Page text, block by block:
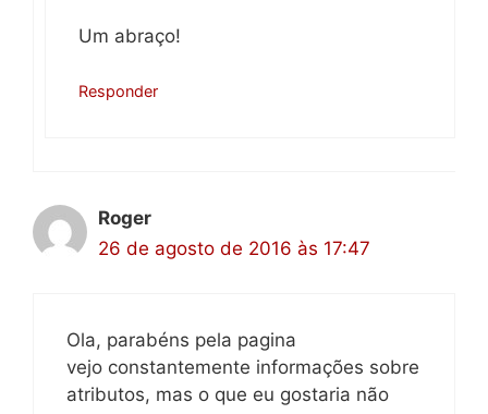
Um abraço!
Responder
Roger
26 de agosto de 2016 às 17:47
Ola, parabéns pela pagina
vejo constantemente informações sobre
atributos, mas o que eu gostaria não